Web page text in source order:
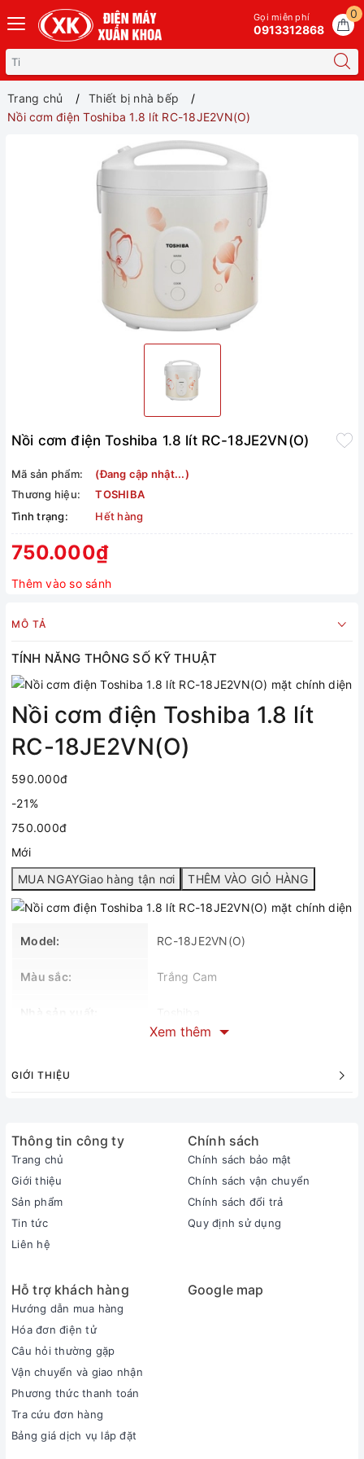
0
Gọi miễn phí
0913312868
Trang chủ
Thiết bị nhà bếp
Nồi cơm điện Toshiba 1.8 lít RC-18JE2VN(O)
Nồi cơm điện Toshiba 1.8 lít RC-18JE2VN(O)
Mã sản phẩm:
(Đang cập nhật...)
Thương hiệu:
TOSHIBA
Tình trạng:
Hết hàng
750.000₫
Thêm vào so sánh
MÔ TẢ
TÍNH NĂNG THÔNG SỐ KỸ THUẬT
Nồi cơm điện Toshiba 1.8 lít
RC-18JE2VN(O)
590.000đ
-21%
750.000đ
Mới
MUA NGAYGiao hàng tận nơi
THÊM VÀO GIỎ HÀNG
Thông số kỹ thuật
Model: RC-18JE2VN(O)
Màu sắc: Trắng Cam
Thời gian bảo hành:
Loại nồi: Nồi cơm điện
Dung tích:
Công suất: 650 W
XEM THÊM THÔNG SỐ KỸ THUẬT
Kiểu dáng đẹp mắt, hoa văn trang nhã
Nồi cơm điện Toshiba 1.8 lít RC-18JE2VN(O) nhỏ gọn thích
hợp cho gia đình từ 2-6 thành viên.
bẩn. Hơn thế nữa, quai cầm tích hợp ngay trên nắp nồi thuận
Xem thêm
GIỚI THIỆU
Thông tin công ty
Trang chủ
Giới thiệu
Sản phẩm
Tin tức
Liên hệ
Chính sách
Chính sách bảo mật
Chính sách vận chuyển
Chính sách đổi trả
Quy định sử dụng
Hỗ trợ khách hàng
Hướng dẫn mua hàng
Hóa đơn điện tử
Câu hỏi thường gặp
Vận chuyển và giao nhận
Phương thức thanh toán
Tra cứu đơn hàng
Bảng giá dịch vụ lắp đặt
Google map